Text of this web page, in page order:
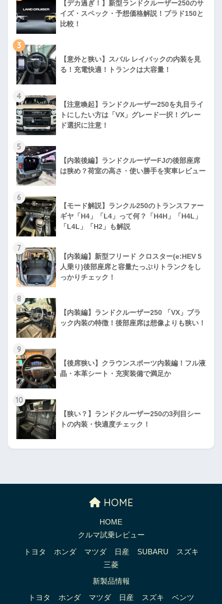
【デカ過ぎ！】新型ランドクルーザー250のサ
イズ・スペック・予想価格解説！プラド150と
比較！
3
【意外と狭い】スバル レイバックの内装を見
る！充電快適！トランクは大容量！
4
【注意喚起】ランドクルーザー250を丸目ライ
トにしたい方は「VX」グレード一択！グレー
ド選択に注意！
5
【内装後編】ランドクルーザーFJの後部座席
は狭め？荷室の高さ・使い勝手を実車レビュー
6
【モード解説】ランクル250のトランスファー
ギヤ「H4」「L4」って何？「H4H」「H4L」
「L4L」「H2」も解説
7
【内装編】新型フリード クロスター(e:HEV 5
人乗り)後部座席と容量たっぷりトランクをし
っかりチェック！
8
【内装編】ランドクルーザー250 「VX」ブラ
ック内装の特徴！後部座席は想像よりも狭い！
9
【後席狭い】クラウンスポーツ内装編！フル液
晶・本革シート・充実装備で満足か
10
【狭い？】ランドクルーザー250の3列目シー
トの内装・快適度チェック！
HOME
HOME
クルマ試乗レビュー
トヨタ ホンダ マツダ 日産 SUBARU
スズキ
三菱
新製品情報
トヨタ ホンダ マツダ 日産 スズキ ベンツ